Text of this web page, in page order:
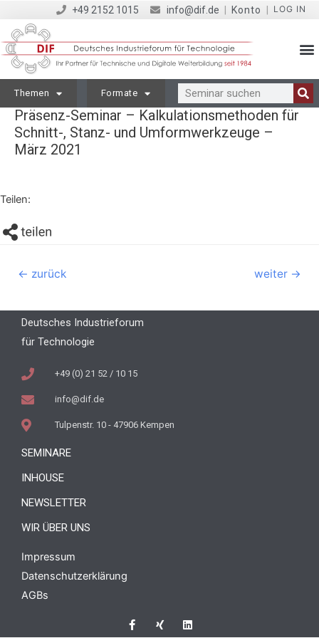
+49 2152 1015 info@dif.de Konto LOG IN
Themen Formate
Präsenz-Seminar – Kalkulationsmethoden für
Schnitt-, Stanz- und Umformwerkzeuge –
März 2021
Teilen:
← zurück weiter →
Deutsches Industrieforum
für Technologie
+49 (0) 21 52 / 10 15
info@dif.de
Tulpenstr. 10 - 47906 Kempen
SEMINARE
INHOUSE
NEWSLETTER
WIR ÜBER UNS
Impressum
Datenschutzerklärung
AGBs